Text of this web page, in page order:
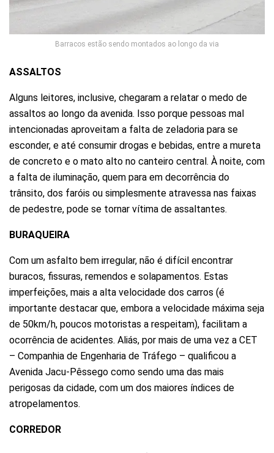
Barracos estão sendo montados ao longo da via
ASSALTOS
Alguns leitores, inclusive, chegaram a relatar o medo de
assaltos ao longo da avenida. Isso porque pessoas mal
intencionadas aproveitam a falta de zeladoria para se
esconder, e até consumir drogas e bebidas, entre a mureta
de concreto e o mato alto no canteiro central. À noite, com
a falta de iluminação, quem para em decorrência do
trânsito, dos faróis ou simplesmente atravessa nas faixas
de pedestre, pode se tornar vítima de assaltantes.
BURAQUEIRA
Com um asfalto bem irregular, não é difícil encontrar
buracos, fissuras, remendos e solapamentos. Estas
imperfeições, mais a alta velocidade dos carros (é
importante destacar que, embora a velocidade máxima seja
de 50km/h, poucos motoristas a respeitam), facilitam a
ocorrência de acidentes. Aliás, por mais de uma vez a CET
– Companhia de Engenharia de Tráfego – qualificou a
Avenida Jacu-Pêssego como sendo uma das mais
perigosas da cidade, com um dos maiores índices de
atropelamentos.
CORREDOR